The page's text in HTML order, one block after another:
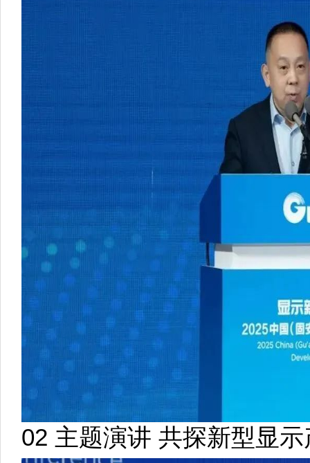
02 主题演讲 共探新型显